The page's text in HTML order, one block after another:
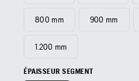
800 mm 900 mm
1.200 mm
ÉPAISSEUR SEGMENT